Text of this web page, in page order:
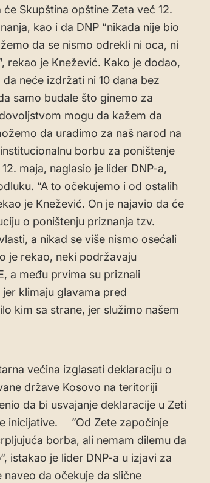
Skupština opštine Zeta već 12.
kao i da DNP “nikada nije bio
da se nismo odrekli ni oca, ni
rekao je Knežević. Kako je dodao,
neće izdržati ni 10 dana bez
samo budale što ginemo za
mogu da kažem da
da uradimo za naš narod na
borbu za poništenje
maja, naglasio je lider DNP-a,
“A to očekujemo i od ostalih
je Knežević. On je najavio da će
o poništenju priznanja tzv.
a nikad se više nismo osećali
je rekao, neki podržavaju
a među prvima su priznali
klimaju glavama pred
kim sa strane, jer služimo našem
većina izglasati deklaraciju o
države Kosovo na teritoriji
da bi usvajanje deklaracije u Zeti
inicijative. ”Od Zete započinje
borba, ali nemam dilemu da
istakao je lider DNP-a u izjavi za
da očekuje da slične